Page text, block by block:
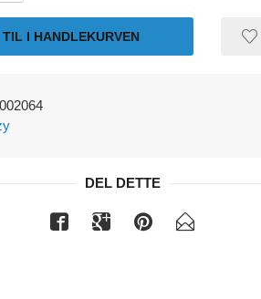
TIL I HANDLEKURVEN
DEL DETTE